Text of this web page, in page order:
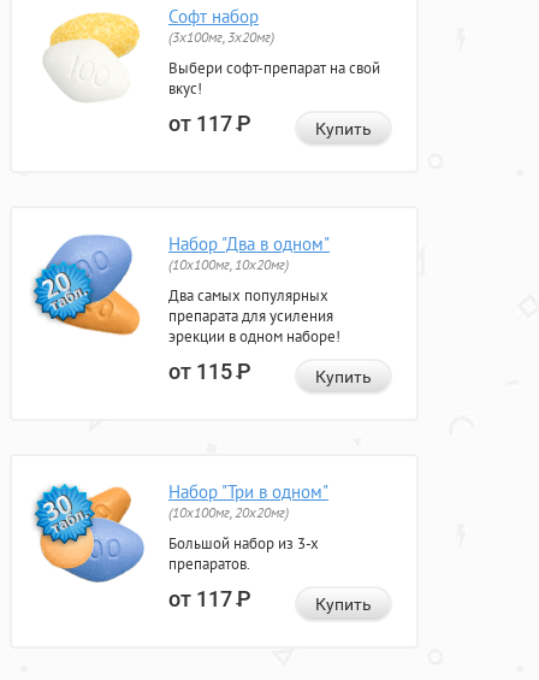
Софт набор
(3x100мг, 3x20мг)
Выбери софт-препарат на свой
вкус!
от 117Р Купить
Набор "Два в одном"
(10x100мг, 10x20мг)
Два самых популярных
препарата для усиления
эрекции в одном наборе!
от 115Р Купить
Набор "Три в одном"
(10x100мг, 20x20мг)
Большой набор из 3-х
препаратов.
от 117Р Купить